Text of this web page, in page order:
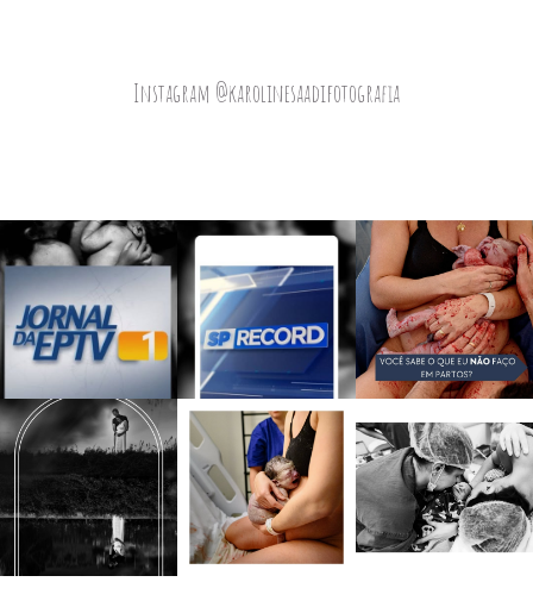
Instagram @karolinesaadifotografia